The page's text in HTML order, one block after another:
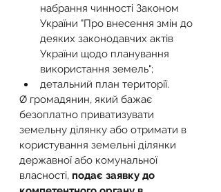
набрання чинності Законом
України "Про внесення змін до
деяких законодавчих актів
України щодо планування
використання земель";
детальний план території.
Ø громадянин, який бажає
безоплатно приватизувати
земельну ділянку або отримати в
користування земельні ділянки
державної або комунальної
власності, подає заявку до